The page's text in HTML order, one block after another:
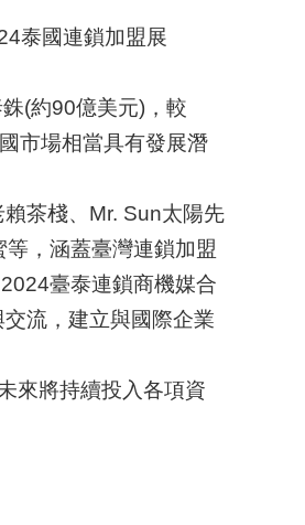
泰國連鎖加盟展
(約90億美元)，較
市場相當具有發展潛
茶棧、Mr. Sun太陽先
，涵蓋臺灣連鎖加盟
臺泰連鎖商機媒合
流，建立與國際企業
來將持續投入各項資